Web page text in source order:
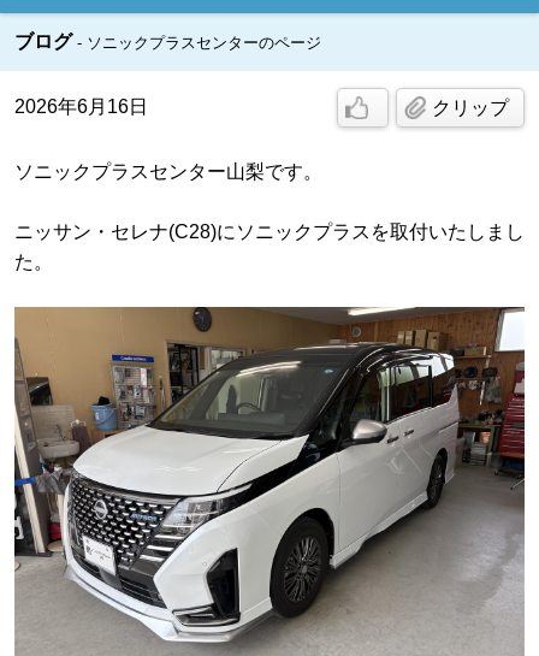
ブログ ソニックプラスセンターのページ
2026年6月16日 クリップ
ソニックプラスセンター山梨です。
ニッサン・セレナ(C28)にソニックプラスを取付いたしまし
た。